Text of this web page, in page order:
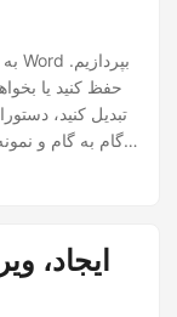
گام به گام و
ایجاد،